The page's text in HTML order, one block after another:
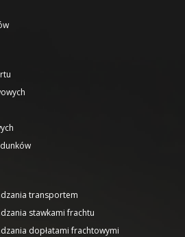
transportem
stawkami frachtu
dopłatami frachtowymi